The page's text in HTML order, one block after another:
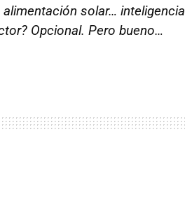
solar… inteligencia
Opcional. Pero bueno…